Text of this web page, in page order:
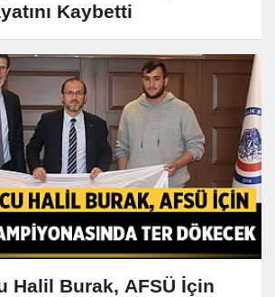
Kaybetti
Halil Burak, AFSÜ İçin